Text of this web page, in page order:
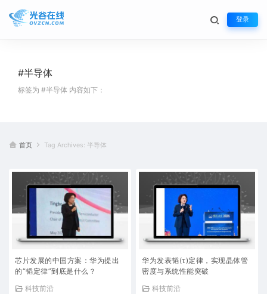
登录
#半导体
标签为 #半导体 内容如下：
首页 Tag Archives: 半导体
芯片发展的中国方案：华为提出
的“韬定律”到底是什么？
科技前沿
华为发表韬(τ)定律，实现晶体管
密度与系统性能突破
科技前沿